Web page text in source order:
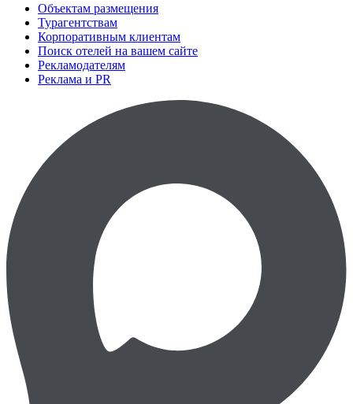
Объектам размещения
Турагентствам
Корпоративным клиентам
Поиск отелей на вашем сайте
Рекламодателям
Реклама и PR